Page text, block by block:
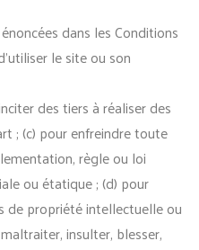
dans les Conditions
le site ou son
des tiers à réaliser des
; (c) pour enfreindre toute
règle ou loi
ou étatique ; (d) pour
de propriété intellectuelle ou
insulter, blesser,